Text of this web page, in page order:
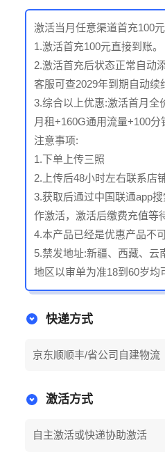
激活当月任意渠道首充100
1.激活首充100元直接到账。
2.激活首充后状态正常自动
客服可查2029年到期自动续
3.综合以上优惠:激活首月全
月租+160G通用流量+100分
注意事项:
1.下单上传三照
2.上传后48小时左右联系店
3.获取后通过中国联通app
作激活，激活后缴费充值等
4.本产品已经是优惠产品不
5.禁发地址:新疆、西藏、云
地区以审单为准18到60岁均
快递方式
京东顺顺丰/省公司自建物流
激活方式
自主激活或快递协助激活